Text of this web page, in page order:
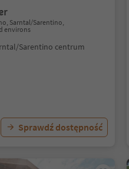
Sarntal/Sarentino,
environs
Sarentino centrum
Sprawdź dostępność